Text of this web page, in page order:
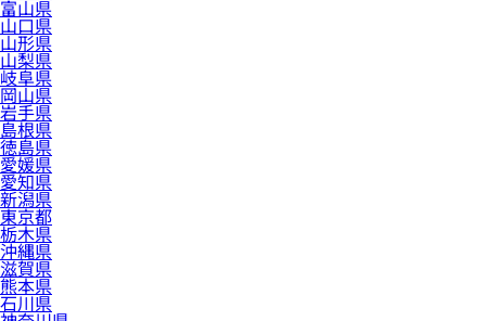
富山県
山口県
山形県
山梨県
岐阜県
岡山県
岩手県
島根県
徳島県
愛媛県
愛知県
新潟県
東京都
栃木県
沖縄県
滋賀県
熊本県
石川県